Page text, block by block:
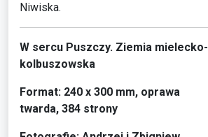
Niwiska.
W sercu Puszczy. Ziemia mielecko-
kolbuszowska
Format: 240 x 300 mm, oprawa
twarda, 384 strony